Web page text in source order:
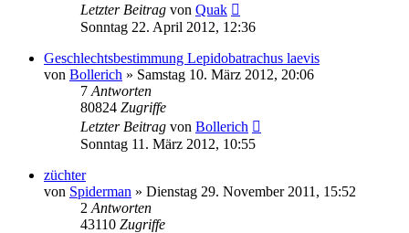
Letzter Beitrag von Quak
Sonntag 22. April 2012, 12:36
Geschlechtsbestimmung Lepidobatrachus laevis
von Bollerich » Samstag 10. März 2012, 20:06
7 Antworten
80824 Zugriffe
Letzter Beitrag von Bollerich
Sonntag 11. März 2012, 10:55
züchter
von Spiderman » Dienstag 29. November 2011, 15:52
2 Antworten
43110 Zugriffe